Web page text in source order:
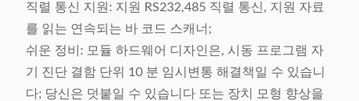
직렬 통신 지원: 지원 RS232,485 직렬 통신, 지원 자료
를 읽는 연속되는 바 코드 스캐너;
쉬운 정비: 모듈 하드웨어 디자인은, 시동 프로그램 자
기 진단 결함 단위 10 분 임시변통 해결책일 수 있습니
다; 당신은 덧붙일 수 있습니다 또는 장치 모형 향상을